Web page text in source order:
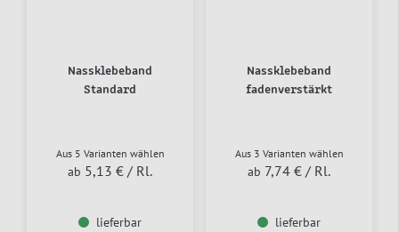
Nassklebeband
Standard
Aus 5 Varianten wählen
ab 5,13 € / Rl.
lieferbar
Nassklebeband
fadenverstärkt
Aus 3 Varianten wählen
ab 7,74 € / Rl.
lieferbar